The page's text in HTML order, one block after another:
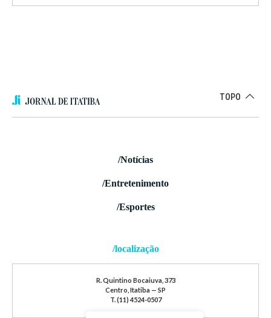
TOPO
/Notícias
/Entretenimento
/Esportes
/localização
R. Quintino Bocaiuva, 373
Centro, Itatiba — SP
T. (11) 4524-0507